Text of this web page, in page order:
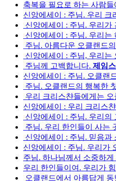
축복을 필요로 하는 사람
신앙에세이 : 주님. 우리
신앙에세이 : 주님. 우리가
신앙에세이 : 주님. 우리는
주님. 아름다운 오클랜드
신앙에세이 : 주님, 우리는
주님께 고백합니다. 제임
신앙에세이 : 주님. 오클랜
주님. 오클랜드의 행복한
우리 크리스챤들에게는
신앙에세이 : 우리 크리스
신앙에세이 : 주님. 우리의
주님. 우리 한인들이 사는
신앙에세이 : 주님. 믿음과
신앙에세이 : 주님. 우리가
주님. 하나님께서 소중하
우리 한인들이여. 우리가
오클랜드에서 아름답게